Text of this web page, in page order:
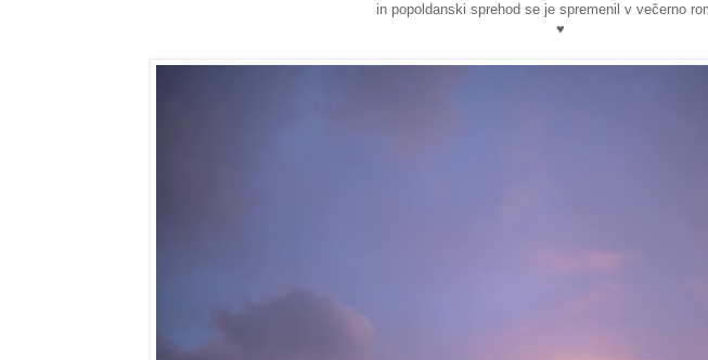
in popoldanski sprehod se je spremenil v večerno
♥